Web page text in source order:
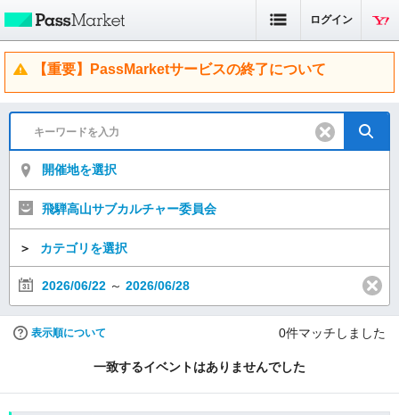
ログイン
【重要】PassMarketサービスの終了について
開催地を選択
飛騨高山サブカルチャー委員会
＞ カテゴリを選択
2026/06/22 ～ 2026/06/28
表示順について 0件マッチしました
一致するイベントはありませんでした